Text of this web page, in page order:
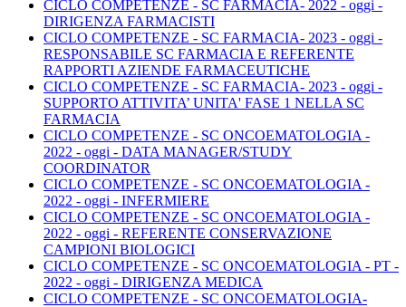
CICLO COMPETENZE - SC FARMACIA- 2022 - oggi -
DIRIGENZA FARMACISTI
CICLO COMPETENZE - SC FARMACIA- 2023 - oggi -
RESPONSABILE SC FARMACIA E REFERENTE
RAPPORTI AZIENDE FARMACEUTICHE
CICLO COMPETENZE - SC FARMACIA- 2023 - oggi -
SUPPORTO ATTIVITA’ UNITA' FASE 1 NELLA SC
FARMACIA
CICLO COMPETENZE - SC ONCOEMATOLOGIA -
2022 - oggi - DATA MANAGER/STUDY
COORDINATOR
CICLO COMPETENZE - SC ONCOEMATOLOGIA -
2022 - oggi - INFERMIERE
CICLO COMPETENZE - SC ONCOEMATOLOGIA -
2022 - oggi - REFERENTE CONSERVAZIONE
CAMPIONI BIOLOGICI
CICLO COMPETENZE - SC ONCOEMATOLOGIA - PT -
2022 - oggi - DIRIGENZA MEDICA
CICLO COMPETENZE - SC ONCOEMATOLOGIA-